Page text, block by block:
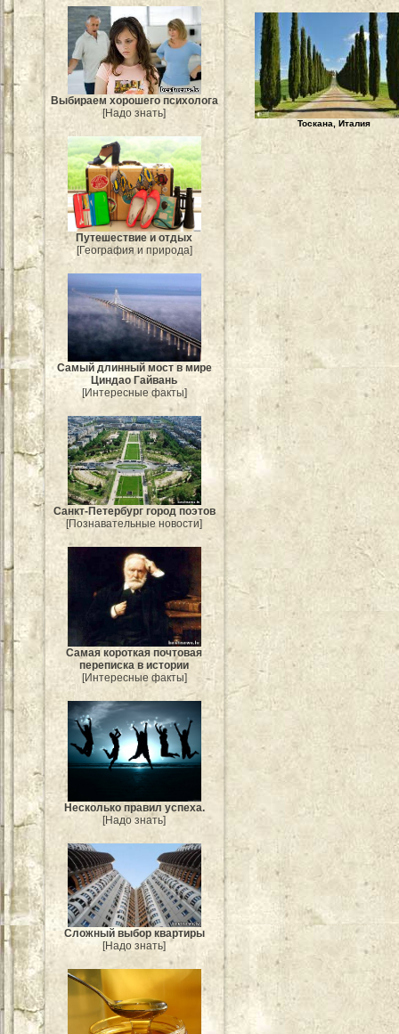
Выбираем хорошего психолога
[Надо знать]
Путешествие и отдых
[География и природа]
Самый длинный мост в мире
Циндао Гайвань
[Интересные факты]
Санкт-Петербург город поэтов
[Познавательные новости]
Самая короткая почтовая
переписка в истории
[Интересные факты]
Несколько правил успеха.
[Надо знать]
Сложный выбор квартиры
[Надо знать]
Тоскана, Италия